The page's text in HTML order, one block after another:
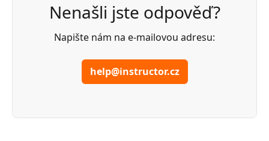
Nenašli jste odpověď?
Napište nám na e-mailovou adresu:
help@instructor.cz